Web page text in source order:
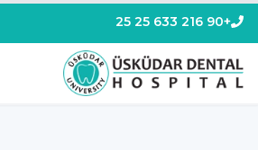
+90 216 633 25 25